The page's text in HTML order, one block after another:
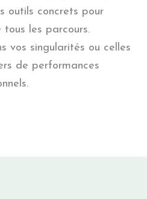
outils concrets pour
tous les parcours.
vos singularités ou celles
de performances